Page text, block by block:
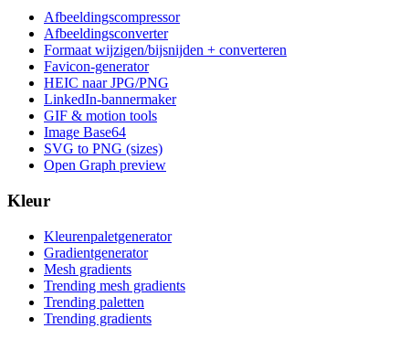
Afbeeldingscompressor
Afbeeldingsconverter
Formaat wijzigen/bijsnijden + converteren
Favicon-generator
HEIC naar JPG/PNG
LinkedIn-bannermaker
GIF & motion tools
Image Base64
SVG to PNG (sizes)
Open Graph preview
Kleur
Kleurenpaletgenerator
Gradientgenerator
Mesh gradients
Trending mesh gradients
Trending paletten
Trending gradients